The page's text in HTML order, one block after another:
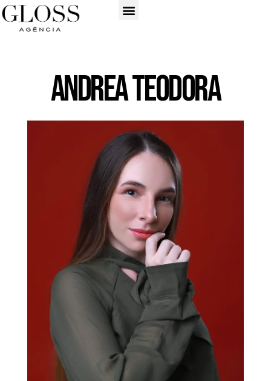
Andrea Teodora